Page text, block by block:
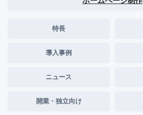
特長
導入事例
ニュース
開業・独立向け